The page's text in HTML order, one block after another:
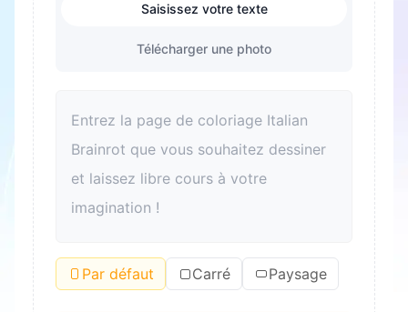
Saisissez votre texte
Télécharger une photo
Par défaut Carré Paysage